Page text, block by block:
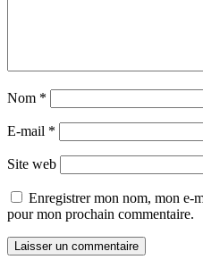
Nom *
E-mail *
Site web
Enregistrer mon nom, mon e-
pour mon prochain commentaire.